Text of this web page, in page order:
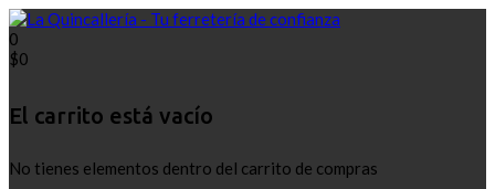
0
$0
El carrito está vacío
No tienes elementos dentro del carrito de compras